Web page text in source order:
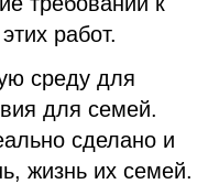
работ.
среду для
для семей.
сделано и
жизнь их семей.